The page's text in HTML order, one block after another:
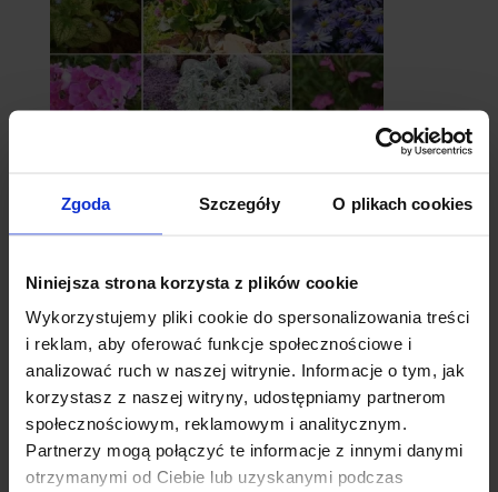
Zgoda Szczegóły O plikach cookies
Niniejsza strona korzysta z plików cookie
Wykorzystujemy pliki cookie do spersonalizowania treści
i reklam, aby oferować funkcje społecznościowe i
analizować ruch w naszej witrynie. Informacje o tym, jak
korzystasz z naszej witryny, udostępniamy partnerom
społecznościowym, reklamowym i analitycznym.
Partnerzy mogą połączyć te informacje z innymi danymi
otrzymanymi od Ciebie lub uzyskanymi podczas